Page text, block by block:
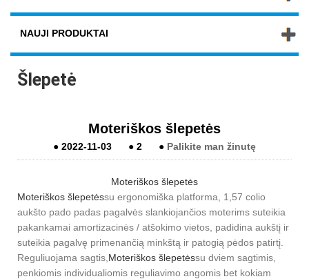
NAUJI PRODUKTAI
Šlepetė
Moteriškos šlepetės
● 2022-11-03 ● 2 ● Palikite man žinutę
Moteriškos šlepetės
Moteriškos šlepetėssu ergonomiška platforma, 1,57 colio
aukšto pado padas pagalvės slankiojančios moterims suteikia
pakankamai amortizacinės / atšokimo vietos, padidina aukštį ir
suteikia pagalvę primenančią minkštą ir patogią pėdos patirtį.
Reguliuojama sagtis, Moteriškos šlepetėssu dviem sagtimis,
penkiomis individualiomis reguliavimo angomis bet kokiam